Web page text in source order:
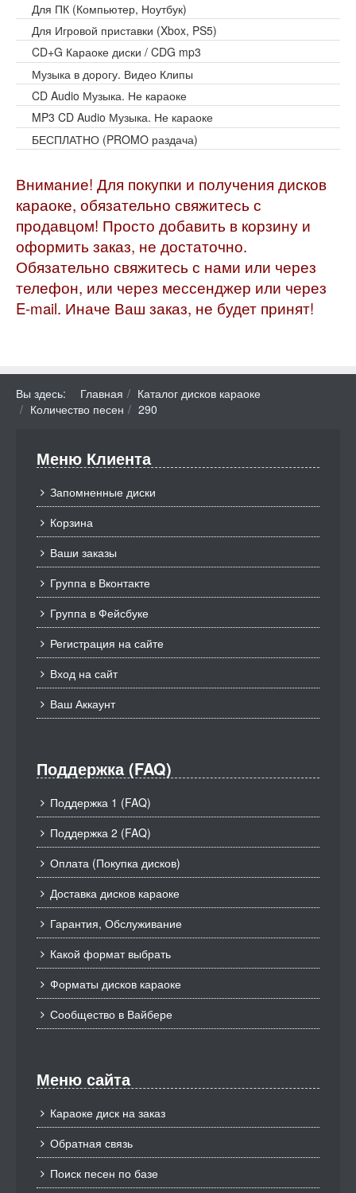
Для ПК (Компьютер, Ноутбук)
Для Игровой приставки (Xbox, PS5)
CD+G Караоке диски / CDG mp3
Музыка в дорогу. Видео Клипы
CD Audio Музыка. Не караоке
MP3 CD Audio Музыка. Не караоке
БЕСПЛАТНО (PROMO раздача)
Внимание! Для покупки и получения дисков
караоке, обязательно свяжитесь с
продавцом! Просто добавить в корзину и
оформить заказ, не достаточно.
Обязательно свяжитесь с нами или через
телефон, или через мессенджер или через
E-mail. Иначе Ваш заказ, не будет принят!
Вы здесь: Главная
Каталог дисков караоке
Количество песен
290
Меню Клиента
Запомненные диски
Корзина
Ваши заказы
Группа в Вконтакте
Группа в Фейсбуке
Регистрация на сайте
Вход на сайт
Ваш Аккаунт
Поддержка (FAQ)
Поддержка 1 (FAQ)
Поддержка 2 (FAQ)
Оплата (Покупка дисков)
Доставка дисков караоке
Гарантия, Обслуживание
Какой формат выбрать
Форматы дисков караоке
Сообщество в Вайбере
Меню сайта
Караоке диск на заказ
Обратная связь
Поиск песен по базе